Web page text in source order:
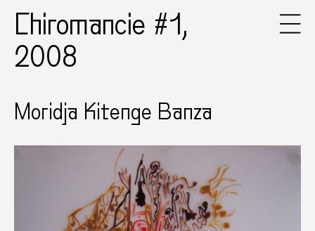
Chiromancie #1,
2008
Moridja Kitenge Banza